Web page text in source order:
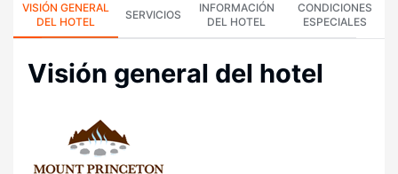
VISIÓN GENERAL
DEL HOTEL
SERVICIOS
INFORMACIÓN
DEL HOTEL
CONDICIONES
ESPECIALES
Visión general del hotel